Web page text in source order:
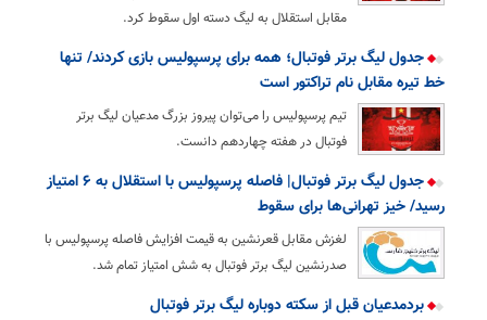
مقابل استقلال به لیگ دسته اول سقوط کرد.
جدول لیگ برتر فوتبال؛ همه برای پرسپولیس بازی کردند/ تنها
خط تیره مقابل نام تراکتور است
تیم پرسپولیس را می‌توان پیروز بزرگ مدعیان لیگ برتر
فوتبال در هفته چهاردهم دانست.
جدول لیگ برتر فوتبال| فاصله پرسپولیس با استقلال به ۶ امتیاز
رسید/ خیز تهرانی‌ها برای سقوط
لغزش مقابل قعرنشین به قیمت افزایش فاصله پرسپولیس با
صدرنشین لیگ برتر فوتبال به شش امتیاز تمام شد.
بردمدعیان قبل از سکته دوباره لیگ برتر فوتبال